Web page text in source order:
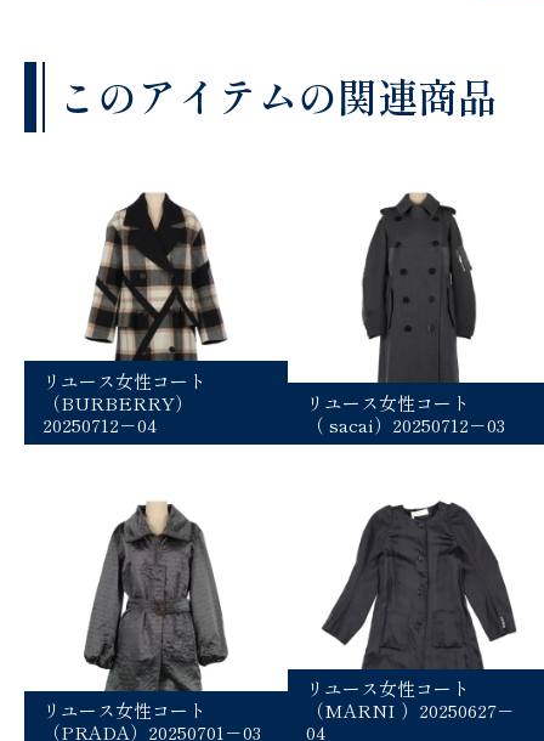
このアイテムの関連商品
リユース女性コート
（BURBERRY）
20250712－04
リユース女性コート
（ sacai）20250712－03
リユース女性コート
（PRADA）20250701－03
リユース女性コート
（MARNI ）20250627－
04